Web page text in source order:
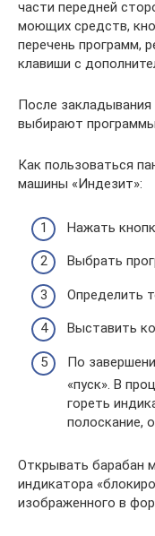
части передней
моющих средств,
перечень программ,
клавиши с
После
выбирают
Как пользоваться
машины «Индезит»:
Нажать
Выбрать
Определить
Выставить
По
«пуск». В
гореть
полоскание,
Открывать барабан
индикатора
изображенного в